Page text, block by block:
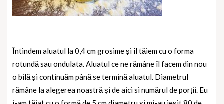
Întindem aluatul la 0,4 cm grosime și îl tăiem cu o forma
rotundă sau ondulata. Aluatul ce ne rămâne îl facem din nou
o bilă și continuăm până se termină aluatul. Diametrul
rămâne la alegerea noastră și de aici si numărul de porții. Eu